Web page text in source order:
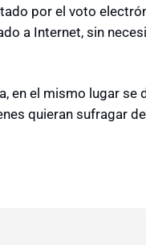
por el voto
a Internet, sin
en el mismo lugar se
quieran sufragar